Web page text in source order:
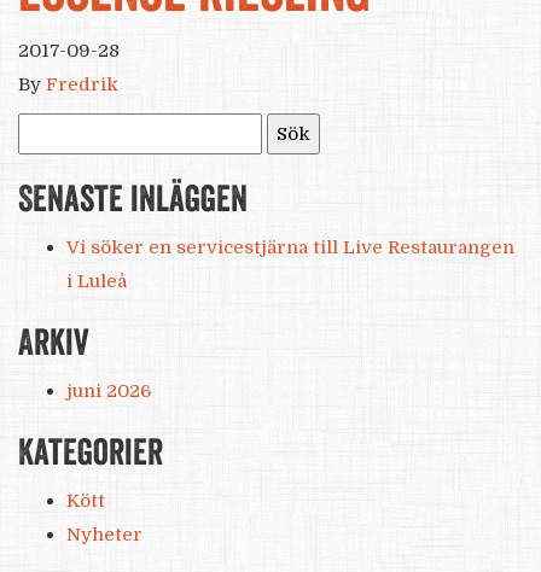
2017-09-28
By Fredrik
Senaste inläggen
Vi söker en servicestjärna till Live Restaurangen
i Luleå
Arkiv
juni 2026
Kategorier
Kött
Nyheter